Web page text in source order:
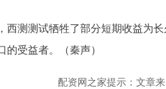
测测试牺牲了部分短期收益为长
受益者。（秦声）
配资网之家提示：文章